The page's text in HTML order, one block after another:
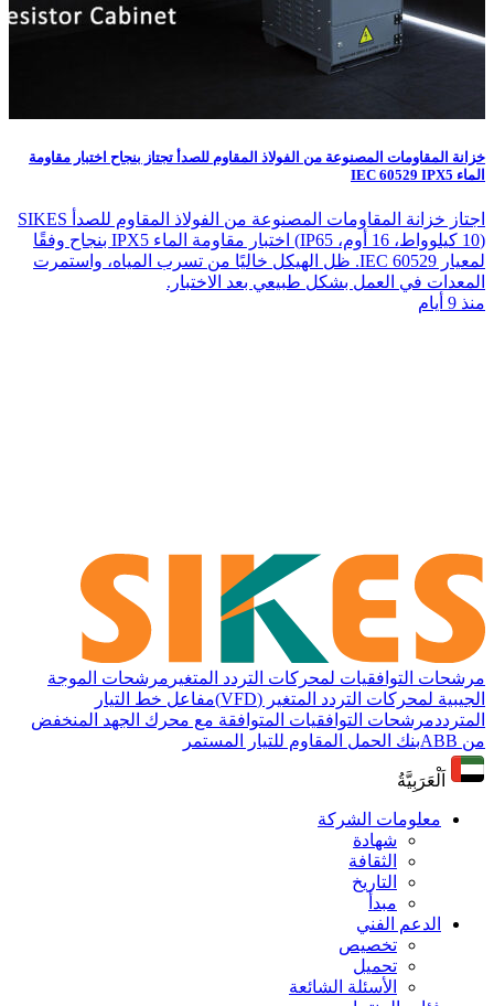
خزانة المقاومات المصنوعة من الفولاذ المقاوم للصدأ تجتاز بنجاح اختبار مقاومة
الماء IEC 60529 IPX5
اجتاز خزانة المقاومات المصنوعة من الفولاذ المقاوم للصدأ SIKES
(10 كيلوواط، 16 أوم، IP65) اختبار مقاومة الماء IPX5 بنجاح وفقًا
لمعيار IEC 60529. ظل الهيكل خاليًا من تسرب المياه، واستمرت
المعدات في العمل بشكل طبيعي بعد الاختبار.
منذ 9 أيام
مرشحات التوافقيات لمحركات التردد المتغير مرشحات الموجة
الجيبية لمحركات التردد المتغير (VFD)
مفاعل خط التيار
المترددمرشحات التوافقيات المتوافقة مع محرك الجهد المنخفض
من ABB
بنك الحمل المقاوم للتيار المستمر
اَلْعَرَبِيَّةُ
معلومات الشركة
شهادة
الثقافة
التاريخ
مبدأ
الدعم الفني
تخصيص
تحميل
الأسئلة الشائعة